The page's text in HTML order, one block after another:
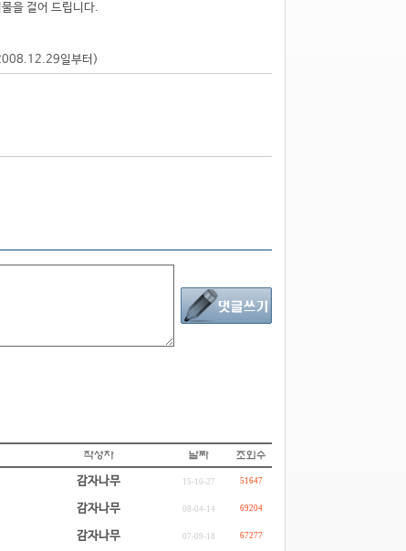
을 걸어 드립니다.
일부터)
감자나무 15-10-27 51647
감자나무 08-04-14 69204
감자나무 07-09-18 67277